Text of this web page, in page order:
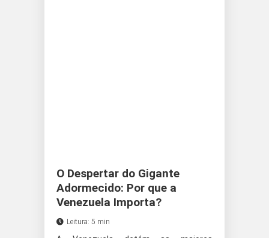
O Despertar do Gigante
Adormecido: Por que a
Venezuela Importa?
Leitura: 5 min